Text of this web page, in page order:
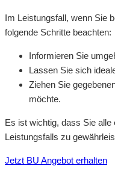
Im Leistungsfall, wenn Sie
folgende Schritte beachten:
Informieren Sie
Lassen Sie sich
Ziehen Sie
möchte.
Es ist wichtig, dass Sie
Leistungsfalls zu
Jetzt BU Angebot erhalten